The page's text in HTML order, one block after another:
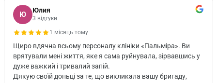
Ю Юлия
3 відгуки
1 місяць тому
Щиро вдячна всьому персоналу клініки «Пальміра». Ви
врятували мені життя, яке я сама руйнувала, зірвавшись у
дуже важкий і тривалий запій.
Дякую своїй доньці за те, що викликала вашу бригаду,